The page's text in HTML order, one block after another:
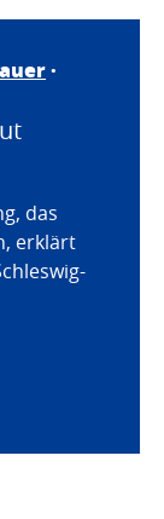
·
das
erklärt